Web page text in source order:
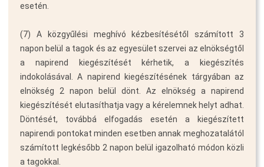
esetén.
(7) A közgyűlési meghívó kézbesítésétől számított 3
napon belül a tagok és az egyesület szervei az elnökségtől
a napirend kiegészítését kérhetik, a kiegészítés
indokolásával. A napirend kiegészítésének tárgyában az
elnökség 2 napon belül dönt. Az elnökség a napirend
kiegészítését elutasíthatja vagy a kérelemnek helyt adhat.
Döntését, továbbá elfogadás esetén a kiegészített
napirendi pontokat minden esetben annak meghozatalától
számított legkésőbb 2 napon belül igazolható módon közli
a tagokkal.